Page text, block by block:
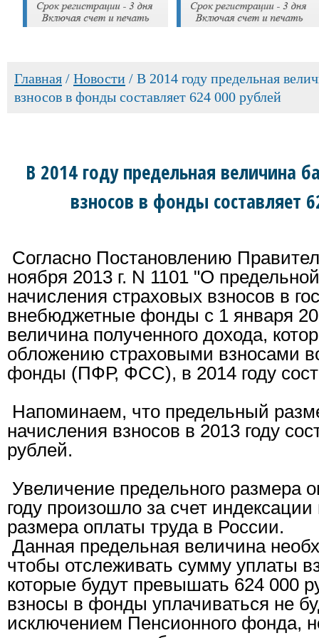
Главная / Новости / В 2014 году предельная
взносов в фонды составляет 624 000 рублей
В 2014 году предельная величина
взносов в фонды составляет
Согласно Постановлению
ноября 2013 г. N 1101 "О
начисления страховых взносов в
внебюджетные фонды с 1 января
величина полученного дохода,
обложению страховыми взносами
фонды (ПФР, ФСС), в 2014 году
Напоминаем, что предельный
начисления взносов в 2013 году
рублей.
Увеличение предельного размера
году произошло за счет
размера оплаты труда в России.
Данная предельная величина
чтобы отслеживать сумму уплаты
которые будут превышать 624 000
взносы в фонды уплачиваться не
исключением Пенсионного фонда,